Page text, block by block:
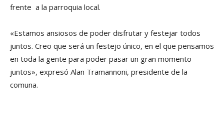
frente a la parroquia local.
«Estamos ansiosos de poder disfrutar y festejar todos
juntos. Creo que será un festejo único, en el que pensamos
en toda la gente para poder pasar un gran momento
juntos», expresó Alan Tramannoni, presidente de la
comuna.